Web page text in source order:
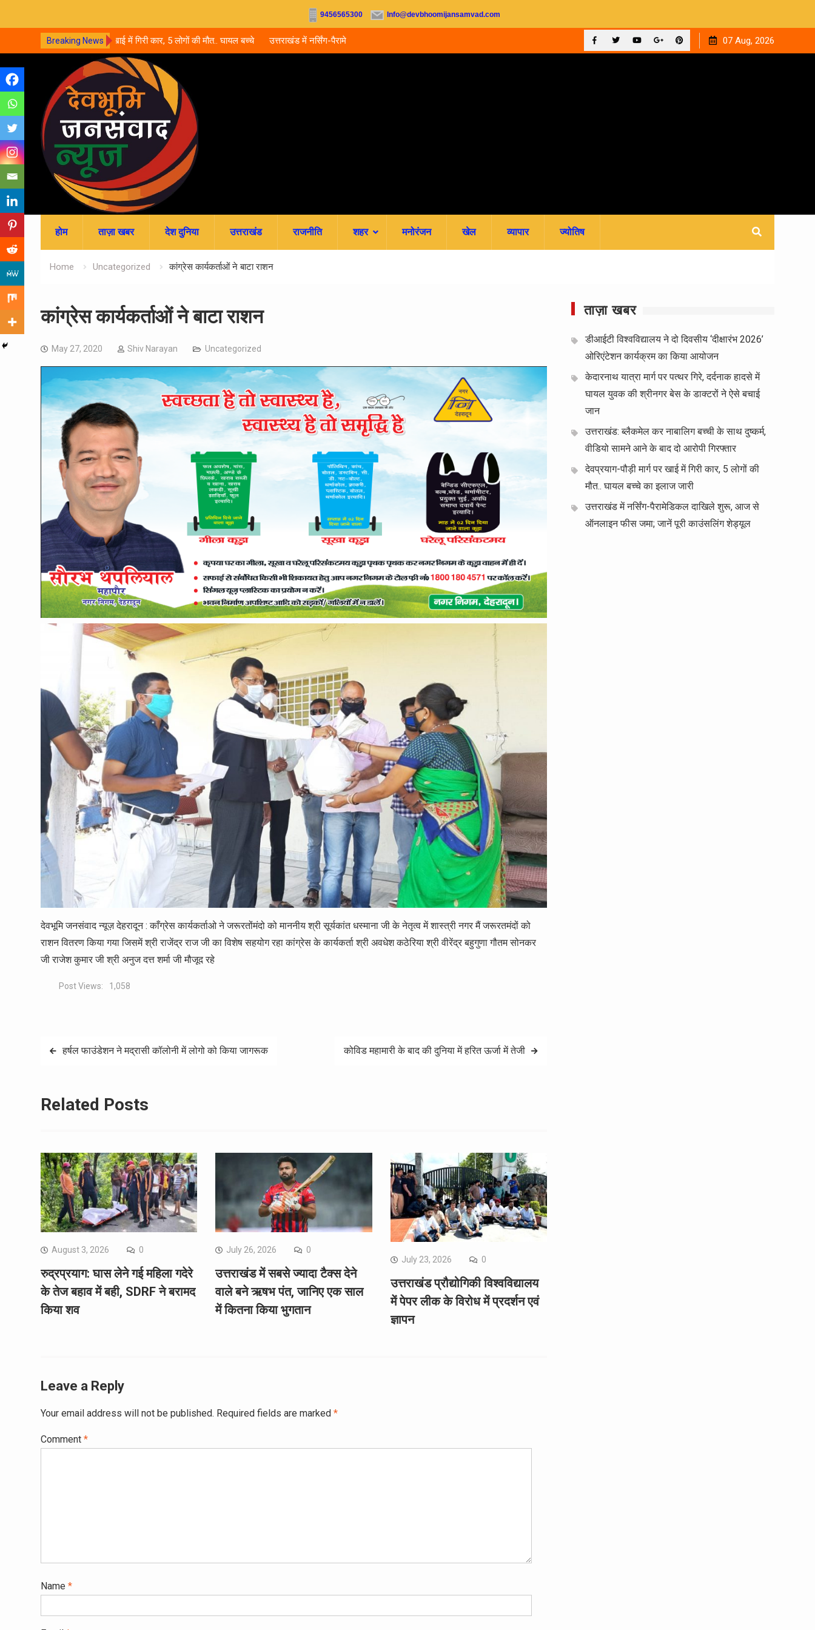
9456565300 Info@devbhoomijansamvad.com
Breaking News
कार, 5 लोगों की मौत.. घायल बच्चे
उत्तराखंड में नर्सिंग-पैरामेडिकल दाखिले शुरू, आज से ऑनलाइन फीस
जमा; जानें पूरी काउंसलिंग शेड्यूल
देहरादून को मिला अपना वेलनेस घर, नवितल्या वेलनेस स्टूडियो का भव्य
उद्घाटन, उत्तराखंड में पहली बार श्री श्री वेलबीइंग का आगमन
07 Aug, 2026
to
content
होम ताज़ा खबर देश दुनिया उत्तराखंड राजनीति शहर मनोरंजन खेल व्यापार ज्योतिष
Home Uncategorized कांग्रेस कार्यकर्ताओं ने बाटा राशन
कांग्रेस कार्यकर्ताओं ने बाटा राशन
May 27, 2020 Shiv Narayan Uncategorized
देवभूमि जनसंवाद न्यूज़ देहरादून : काँग्रेस कार्यकर्ताओ ने जरूरतोंमंदो को माननीय श्री सूर्यकांत धस्माना जी के नेतृत्व में शास्त्री नगर मैं जरूरतमंदों को
राशन वितरण किया गया जिसमें श्री राजेंद्र राज जी का विशेष सहयोग रहा कांग्रेस के कार्यकर्ता श्री अवधेश कठेरिया श्री वीरेंद्र बहुगुणा गौतम सोनकर
जी राजेश कुमार जी श्री अनुज दत्त शर्मा जी मौजूद रहे
Post Views: 1,058
Postहर्षल फाउंडेशन ने मद्रासी कॉलोनी में लोगो को किया जागरूक कोविड महामारी के बाद की दुनिया में हरित ऊर्जा में तेजी
Related Posts
August 3, 2026 0
रुद्रप्रयाग: घास लेने गई महिला गदेरे
के तेज बहाव में बही, SDRF ने बरामद
किया शव
July 26, 2026 0
उत्तराखंड में सबसे ज्यादा टैक्स देने
वाले बने ऋषभ पंत, जानिए एक साल
में कितना किया भुगतान
July 23, 2026 0
उत्तराखंड प्रौद्योगिकी विश्वविद्यालय
में पेपर लीक के विरोध में प्रदर्शन एवं
ज्ञापन
Leave a Reply
Your email address will not be published. Required fields are marked *
Comment *
Name *
ताज़ा खबर
डीआईटी विश्वविद्यालय ने दो दिवसीय ‘दीक्षारंभ 2026’
ओरिएंटेशन कार्यक्रम का किया आयोजन
केदारनाथ यात्रा मार्ग पर पत्थर गिरे, दर्दनाक हादसे में
घायल युवक की श्रीनगर बेस के डाक्टरों ने ऐसे बचाई
जान
उत्तराखंड: ब्लैकमेल कर नाबालिग बच्ची के साथ दुष्कर्म,
वीडियो सामने आने के बाद दो आरोपी गिरफ्तार
देवप्रयाग-पौड़ी मार्ग पर खाई में गिरी कार, 5 लोगों की
मौत.. घायल बच्चे का इलाज जारी
उत्तराखंड में नर्सिंग-पैरामेडिकल दाखिले शुरू, आज से
ऑनलाइन फीस जमा; जानें पूरी काउंसलिंग शेड्यूल